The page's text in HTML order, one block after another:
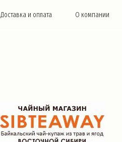
Доставка и оплата О компании